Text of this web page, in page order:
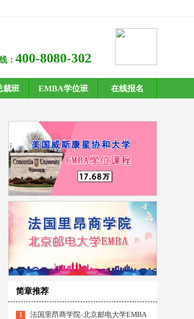
： 400-8080-302
裁班 EMBA学位班 在线报名
简章推荐
1 法国里昂商学院-北京邮电大学EMBA